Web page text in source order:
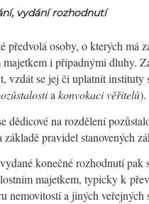
vydání rozhodnutí
předvolá osoby, o kterých má
i případnými dluhy.
vzdát se jej či uplatnit
a konvokaci věřitelů).
dědicové na rozdělení
základě pravidel stanovených
konečné rozhodnutí
majetkem, typicky k
nemovitostí a jiných veřejných